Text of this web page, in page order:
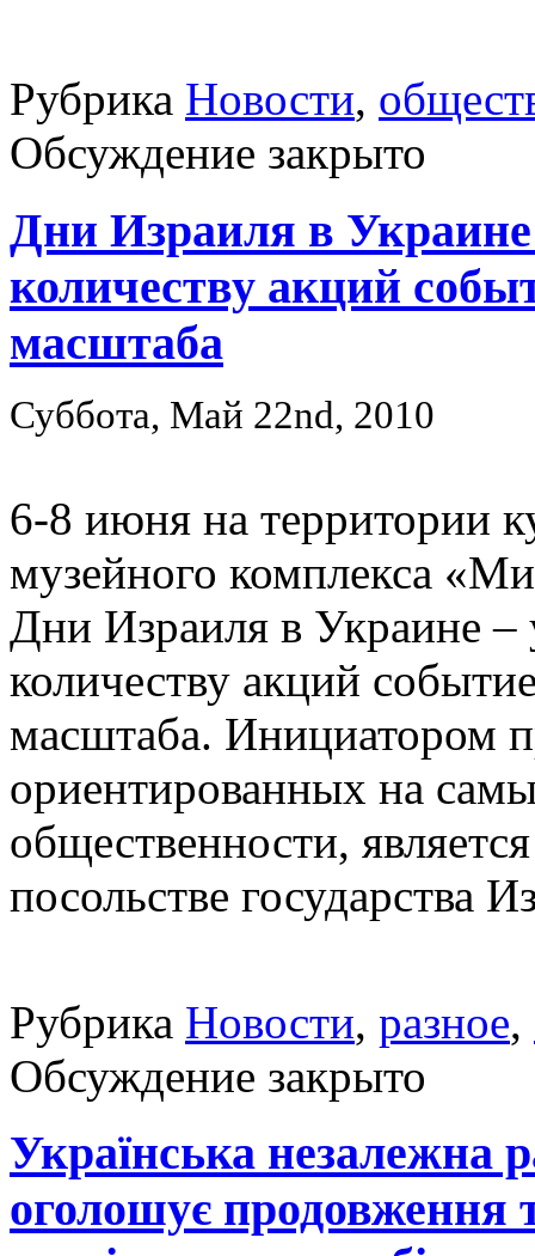
Рубрика Новости,
Обсуждение закрыто
Дни Израиля в Украине
количеству акций
масштаба
Суббота, Май 22nd, 2010
6-8 июня на территории
музейного комплекса
Дни Израиля в Украине –
количеству акций
масштаба. Инициатором
ориентированных на
общественности,
посольстве государства
Рубрика Новости, разное,
Обсуждение закрыто
Українська незалежна
оголошує продовження